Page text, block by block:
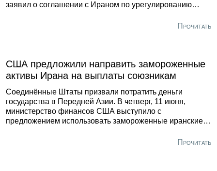
заявил о соглашении с Ираном по урегулированию
подписания прокламации в Овальном кабинете.Прочитать
США предложили направить замороженные
активы Ирана на выплаты союзникам
Соединённые Штаты призвали потратить деньги
государства в Передней Азии. В четверг, 11 июня,
министерство финансов США выступило с
предложением использовать замороженные иранские
Вашингтона, был нанесён странам Персидского залива
Прочитать